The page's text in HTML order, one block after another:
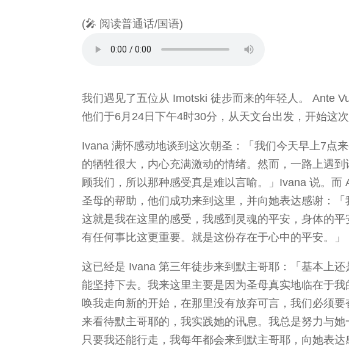
(🎤 阅读普通话/国语)
我们遇见了五位从 Imotski 徒步而来的年轻人。 Ante
他们于6月24日下午4时30分，从天文台出发，开始这次
Ivana 满怀感动地谈到这次朝圣：「我们今天早上7点
的牺牲很大，内心充满激动的情绪。然而，一路上遇
顾我们，所以那种感受真是难以言喻。」Ivana 说。
圣母的帮助，他们成功来到这里，并向她表达感谢：
这就是我在这里的感受，我感到灵魂的平安，身体的
有任何事比这更重要。就是这份存在于心中的平安。」
这已经是 Ivana 第三年徒步来到默主哥耶：「基本上
能坚持下去。我来这里主要是因为圣母真实地临在于
唤我走向新的开始，在那里没有放弃可言，我们必须
来看待默主哥耶的，我实践她的讯息。我总是努力与
只要我还能行走，我每年都会来到默主哥耶，向她表